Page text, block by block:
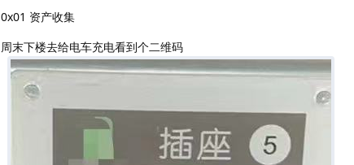
0x01 资产收集
周末下楼去给电车充电看到个二维码